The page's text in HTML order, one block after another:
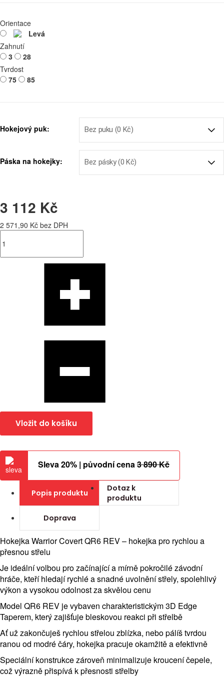
Orientace
Levá
Zahnutí
3
28
Tvrdost
75
85
Hokejový puk:
Páska na hokejky:
3 112 Kč
2 571,90 Kč bez DPH
Vložit do košíku
Sleva 20% | původní cena3 890 Kč
Popis produktu
Dotaz k
produktu
Doprava
Hokejka Warrior Covert QR6 REV – hokejka pro rychlou a
přesnou střelu
Je ideální volbou pro začínající a mírně pokročilé závodní
hráče, kteří hledají rychlé a snadné uvolnění střely, spolehlivý
výkon a vysokou odolnost za skvělou cenu
Model QR6 REV je vybaven charakteristickým 3D Edge
Taperem, který zajišťuje bleskovou reakci při střelbě
Ať už zakončuješ rychlou střelou zblízka, nebo pálíš tvrdou
ranou od modré čáry, hokejka pracuje okamžitě a efektivně
Speciální konstrukce zároveň minimalizuje kroucení čepele,
což výrazně přispívá k přesnosti střelby